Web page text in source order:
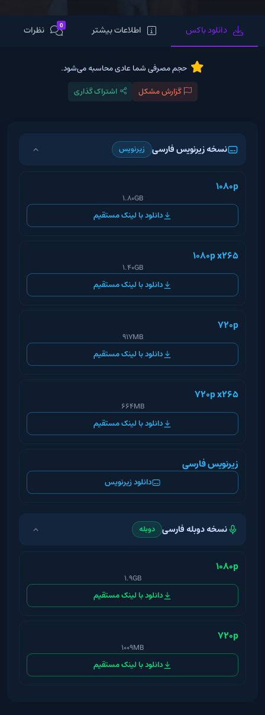
دانلود باکس اطلاعات بیشتر 0 نظرات
حجم مصرفی شما عادی محاسبه می‌شود.
گزارش مشکل
اشتراک گذاری
نسخه زیرنویس فارسی زیرنویس
1080p
1.80GB
دانلود با لینک مستقیم
1080p x265
1.40GB
دانلود با لینک مستقیم
720p
917MB
دانلود با لینک مستقیم
720p x265
664MB
دانلود با لینک مستقیم
زیرنویس فارسی
دانلود زیرنویس
نسخه دوبله فارسی دوبله
1080p
1.9GB
دانلود با لینک مستقیم
720p
1009MB
دانلود با لینک مستقیم